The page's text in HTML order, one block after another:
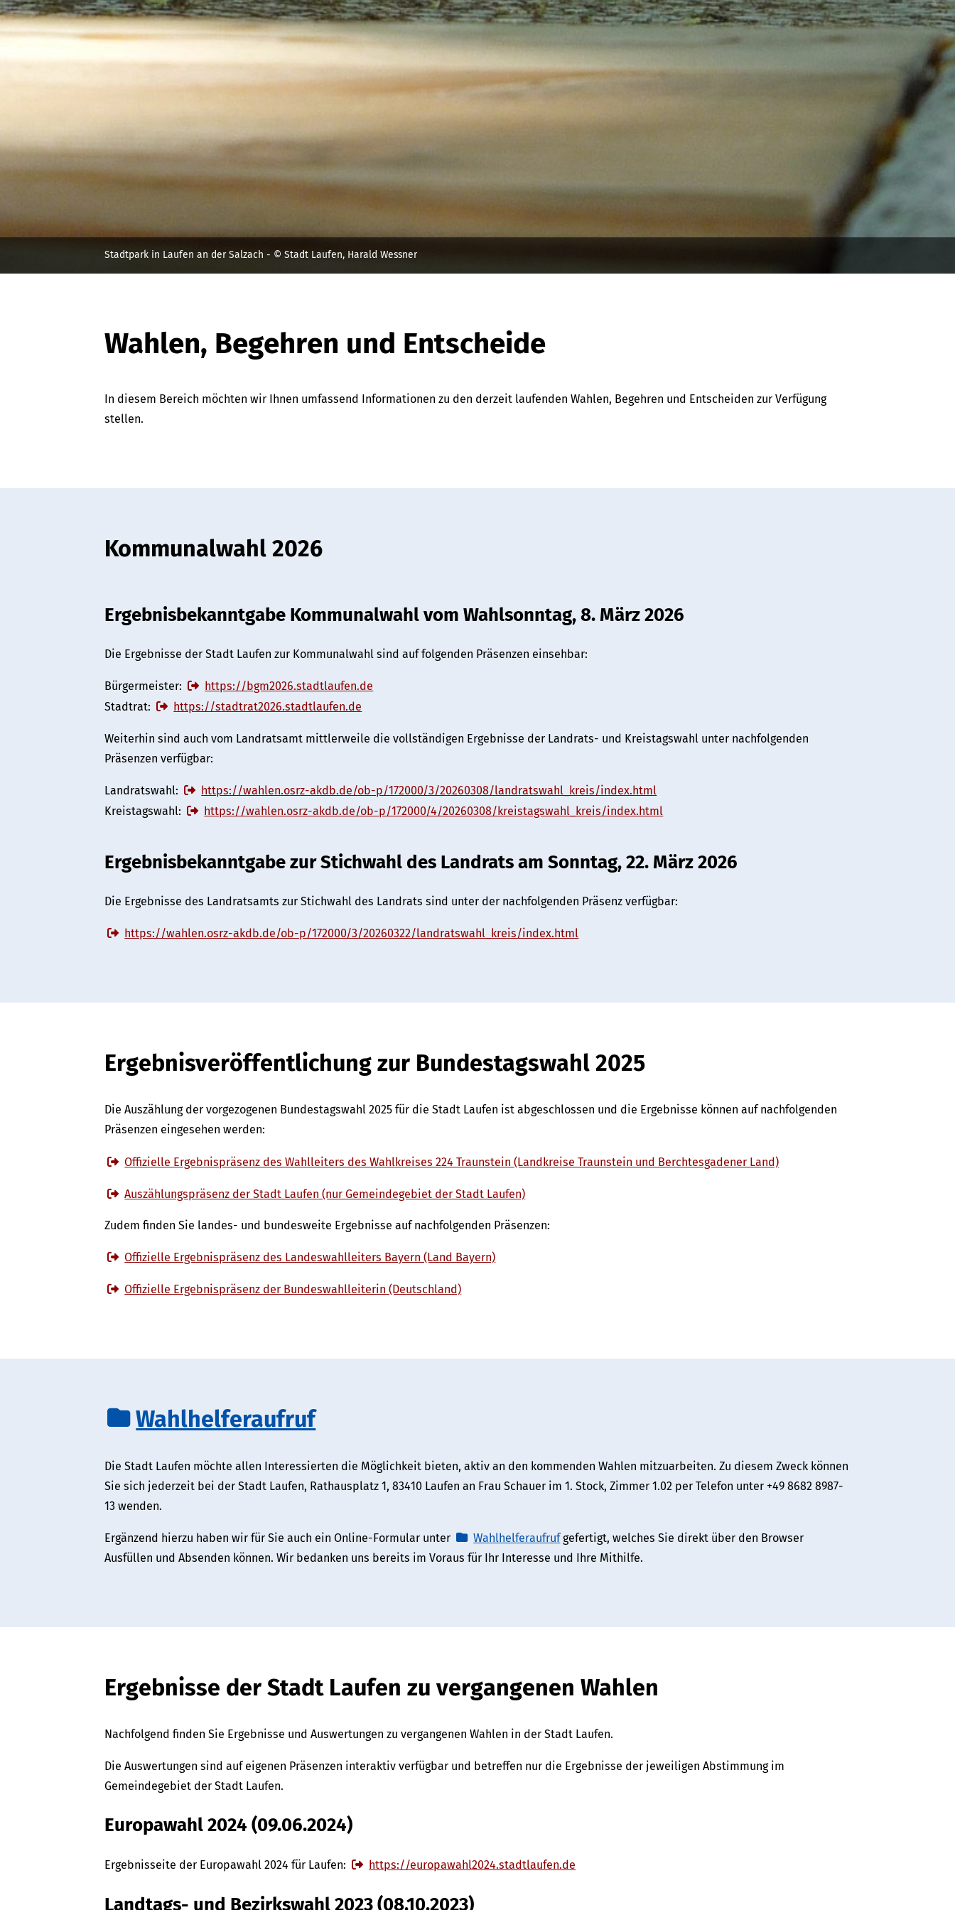
Stadtpark in Laufen an der Salzach - © Stadt Laufen, Harald Wessner
Wahlen, Begehren und Entscheide
In diesem Bereich möchten wir Ihnen umfassend Informationen zu den derzeit laufenden Wahlen, Begehren und Entscheiden zur Verfügung
stellen.
Kommunalwahl 2026
Ergebnisbekanntgabe Kommunalwahl vom Wahlsonntag, 8. März 2026
Die Ergebnisse der Stadt Laufen zur Kommunalwahl sind auf folgenden Präsenzen einsehbar:
Bürgermeister:
https://bgm2026.stadtlaufen.de
Stadtrat:
https://stadtrat2026.stadtlaufen.de
Weiterhin sind auch vom Landratsamt mittlerweile die vollständigen Ergebnisse der Landrats- und Kreistagswahl unter nachfolgenden
Präsenzen verfügbar:
Landratswahl:
https://wahlen.osrz-akdb.de/ob-p/172000/3/20260308/landratswahl_kreis/index.html
Kreistagswahl:
https://wahlen.osrz-akdb.de/ob-p/172000/4/20260308/kreistagswahl_kreis/index.html
Ergebnisbekanntgabe zur Stichwahl des Landrats am Sonntag, 22. März 2026
Die Ergebnisse des Landratsamts zur Stichwahl des Landrats sind unter der nachfolgenden Präsenz verfügbar:
https://wahlen.osrz-akdb.de/ob-p/172000/3/20260322/landratswahl_kreis/index.html
Ergebnisveröffentlichung zur Bundestagswahl 2025
Die Auszählung der vorgezogenen Bundestagswahl 2025 für die Stadt Laufen ist abgeschlossen und die Ergebnisse können auf nachfolgenden
Präsenzen eingesehen werden:
Offizielle Ergebnispräsenz des Wahlleiters des Wahlkreises 224 Traunstein (Landkreise Traunstein und Berchtesgadener Land)
Auszählungspräsenz der Stadt Laufen (nur Gemeindegebiet der Stadt Laufen)
Zudem finden Sie landes- und bundesweite Ergebnisse auf nachfolgenden Präsenzen:
Offizielle Ergebnispräsenz des Landeswahlleiters Bayern (Land Bayern)
Offizielle Ergebnispräsenz der Bundeswahlleiterin (Deutschland)
Wahlhelferaufruf
Die Stadt Laufen möchte allen Interessierten die Möglichkeit bieten, aktiv an den kommenden Wahlen mitzuarbeiten. Zu diesem Zweck können
Sie sich jederzeit bei der Stadt Laufen, Rathausplatz 1, 83410 Laufen an Frau Schauer im 1. Stock, Zimmer 1.02 per Telefon unter +49 8682 8987-
13 wenden.
Ergänzend hierzu haben wir für Sie auch ein Online-Formular unter Wahlhelferaufrufgefertigt, welches Sie direkt über den Browser
Ausfüllen und Absenden können. Wir bedanken uns bereits im Voraus für Ihr Interesse und Ihre Mithilfe.
Ergebnisse der Stadt Laufen zu vergangenen Wahlen
Nachfolgend finden Sie Ergebnisse und Auswertungen zu vergangenen Wahlen in der Stadt Laufen.
Die Auswertungen sind auf eigenen Präsenzen interaktiv verfügbar und betreffen nur die Ergebnisse der jeweiligen Abstimmung im
Gemeindegebiet der Stadt Laufen.
Europawahl 2024 (09.06.2024)
Ergebnisseite der Europawahl 2024 für Laufen: https://europawahl2024.stadtlaufen.de
Landtags- und Bezirkswahl 2023 (08.10.2023)